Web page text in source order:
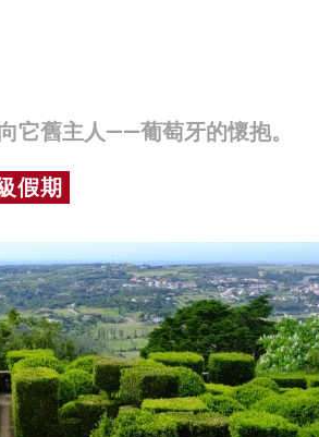
它舊主人——葡萄牙的懷抱。
假期